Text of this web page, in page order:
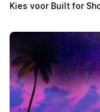
Kies voor Built for